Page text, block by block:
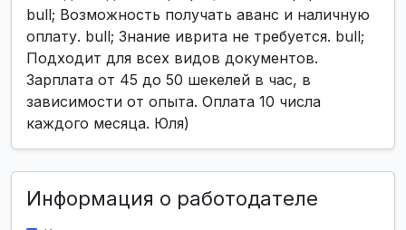
bull; Возможность получать аванс и наличную
оплату. bull; Знание иврита не требуется. bull;
Подходит для всех видов документов.
Зарплата от 45 до 50 шекелей в час, в
зависимости от опыта. Оплата 10 числа
каждого месяца. Юля)
Информация о работодателе